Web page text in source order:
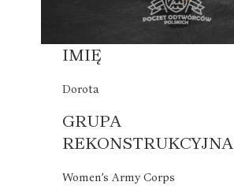
IMIĘ
Dorota
GRUPA
REKONSTRUKCYJNA
Women’s Army Corps